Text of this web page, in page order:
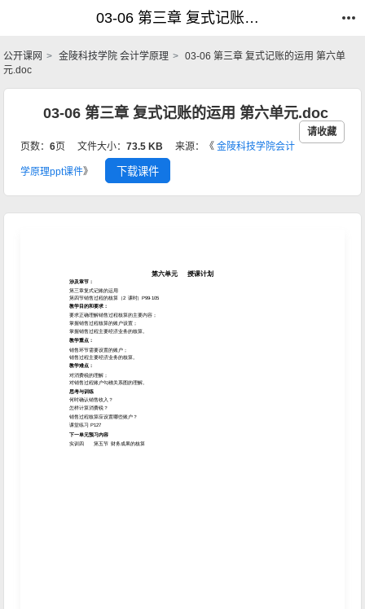
03-06 第三章 复式记账的运用 第六单元.doc_会计学原理_公开课网
03-06 第三章 复式记账的运用 第六单元.doc_会计学原理_公开课网
公开课网 金陵科技学院 会计学原理
03-06 第三章 复式记账的运用 第六单
元.doc
03-06 第三章 复式记账的运用 第六单元.doc
请收藏
页数：6页 文件大小：73.5 KB 来源：《金陵科技学院会计
学原理ppt课件》 下载课件